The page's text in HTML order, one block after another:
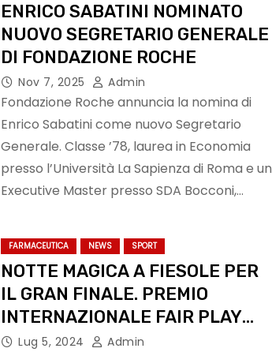
ENRICO SABATINI NOMINATO
NUOVO SEGRETARIO GENERALE
DI FONDAZIONE ROCHE
Nov 7, 2025 Admin
Fondazione Roche annuncia la nomina di
Enrico Sabatini come nuovo Segretario
Generale. Classe ’78, laurea in Economia
presso l’Università La Sapienza di Roma e un
Executive Master presso SDA Bocconi,…
FARMACEUTICA NEWS SPORT
NOTTE MAGICA A FIESOLE PER
IL GRAN FINALE. PREMIO
INTERNAZIONALE FAIR PLAY
MENARINI
Lug 5, 2024 Admin